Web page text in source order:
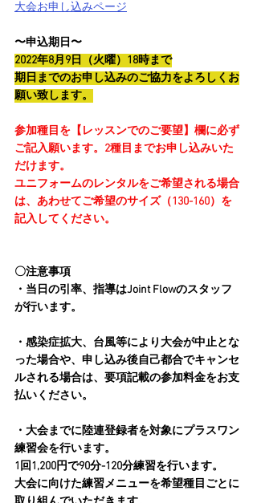
大会お申し込みページ
〜申込期日〜
2022年8月9日（火曜）18時まで
期日までのお申し込みのご協力をよろしくお
願い致します。
参加種目を【レッスンでのご要望】欄に必ず
ご記入願います。2種目までお申し込みいた
だけます。
ユニフォームのレンタルをご希望される場合
は、あわせてご希望のサイズ（130-160）を
記入してください。
〇注意事項
・当日の引率、指導はJoint Flowのスタッフ
が行います。
・感染症拡大、台風等により大会が中止とな
った場合や、申し込み後自己都合でキャンセ
ルされる場合は、要項記載の参加料金をお支
払いください。
・大会までに陸連登録者を対象にプラスワン
練習会を行います。
1回1,200円で90分-120分練習を行います。
大会に向けた練習メニューを希望種目ごとに